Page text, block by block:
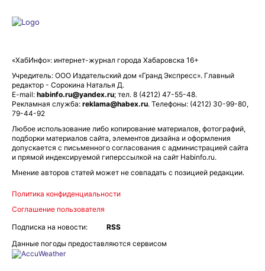
«ХабИнфо»: интернет-журнал города Хабаровска 16+
Учредитель: ООО Издательский дом «Гранд Экспресс». Главный
редактор - Сорокина Наталья Д.
E-mail: habinfo.ru@yandex.ru; тел. 8 (4212) 47-55-48.
Рекламная служба: reklama@habex.ru. Телефоны: (4212) 30-99-80,
79-44-92
Любое использование либо копирование материалов, фотографий,
подборки материалов сайта, элементов дизайна и оформления
допускается с письменного согласования с администрацией сайта
и прямой индексируемой гиперссылкой на сайт Habinfo.ru.
Мнение авторов статей может не совпадать с позицией редакции.
Политика конфиденциальности
Соглашение пользователя
Подписка на новости:
RSS
Данные погоды предоставляются сервисом